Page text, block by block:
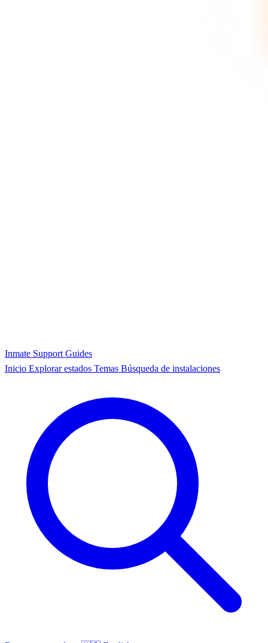
Inmate Support Guides
Inicio Explorar estados Temas Búsqueda de instalaciones